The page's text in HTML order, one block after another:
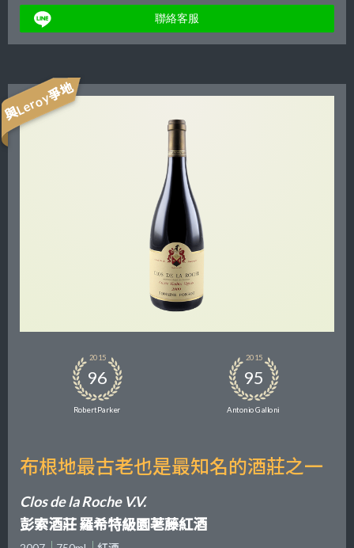
聯絡客服
與Leroy爭地
2015
96
Robert Parker
2015
95
Antonio Galloni
布根地最古老也是最知名的酒莊之一
Clos de la Roche V.V.
彭索酒莊 羅希特級園荖藤紅酒